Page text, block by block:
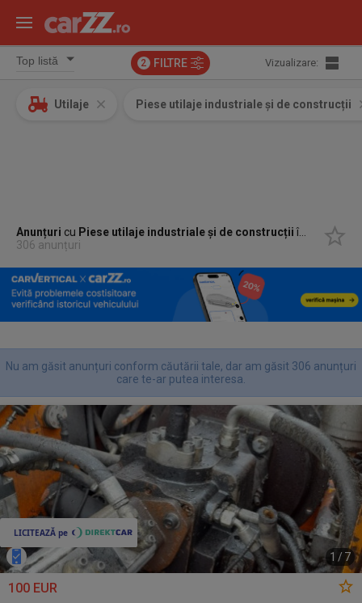
2 FILTRE Vizualizare:
Utilaje Piese utilaje industriale și de construcții
Anunțuri cu Piese utilaje industriale și de construcțiiîn
Jebel,
306 anunțuri
Nu am găsit anunțuri conform căutării tale, dar am găsit 306 anunțuri
care te-ar putea interesa.
1 / 7
100 EUR